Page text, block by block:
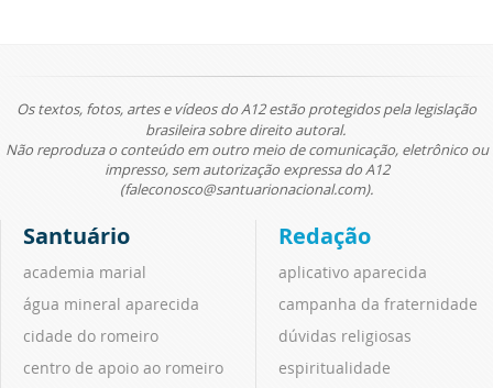
Os textos, fotos, artes e vídeos do A12 estão protegidos pela legislação
brasileira sobre direito autoral.
Não reproduza o conteúdo em outro meio de comunicação, eletrônico ou
impresso, sem autorização expressa do A12
(faleconosco@santuarionacional.com).
Santuário
academia marial
água mineral aparecida
cidade do romeiro
centro de apoio ao romeiro
Redação
aplicativo aparecida
campanha da fraternidade
dúvidas religiosas
espiritualidade